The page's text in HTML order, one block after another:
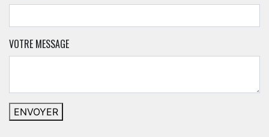
VOTRE MESSAGE